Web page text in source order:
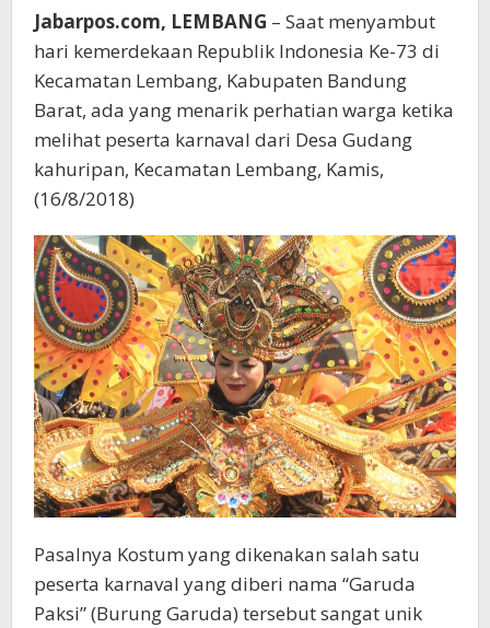
Jabarpos.com, LEMBANG – Saat menyambut
hari kemerdekaan Republik Indonesia Ke-73 di
Kecamatan Lembang, Kabupaten Bandung
Barat, ada yang menarik perhatian warga ketika
melihat peserta karnaval dari Desa Gudang
kahuripan, Kecamatan Lembang, Kamis,
(16/8/2018)
Pasalnya Kostum yang dikenakan salah satu
peserta karnaval yang diberi nama “Garuda
Paksi” (Burung Garuda) tersebut sangat unik